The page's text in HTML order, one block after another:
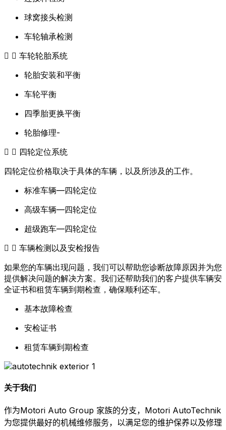
球窝接头检测
车轮轴承检测
车轮轮胎系统
轮胎安装和平衡
车轮平衡
四季胎更换平衡
轮胎修理-
四轮定位系统
四轮定位价格取决于具体的车辆，以及所涉及的工作。
标准车辆—四轮定位
高级车辆—四轮定位
超级跑车—四轮定位
车辆检测以及安检报告
如果您的车辆出现问题，我们可以帮助您诊断故障原因并为您
提供解决问题的解决方案。我们还帮助我们的客户提供车辆安
全证书和租赁车辆到期检查，确保顺利还车。
基本故障检查
安检证书
租赁车辆到期检查
关于我们
作为Motori Auto Group 家族的分支， Motori AutoTechnik
为您提供最好的机械维修服务，以满足您的维护保养以及修理